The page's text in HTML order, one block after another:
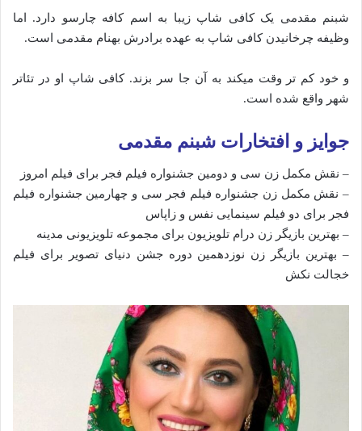
شبنم مقدمی یک کافی شاپ زیبا به اسم کافه چارسو دارد. اما
وظیفه چرخانیدن کافی شاپ به عهده برادرش بهنام مقدمی است.
و خود کم تر وقت میکند به آن جا سر بزند. کافی شاپ او در تئاتر
شهر واقع شده است.
جوایز و افتخارات شبنم مقدمی
– نقش مکمل زن سی و دومین جشنواره فیلم فجر برای فیلم امروز
– نقش مکمل زن جشنواره فیلم فجر سی و چهارمین جشنواره فیلم
فجر برای دو فیلم سینمایی نفس و زاپاس
– بهترین بازیگر زن درام تلویزیون برای مجموعه تلویزیونی مدینه
– بهترین بازیگر زن نوزدهمین دوره جشن دنیای تصویر برای فیلم
خجالت نکش